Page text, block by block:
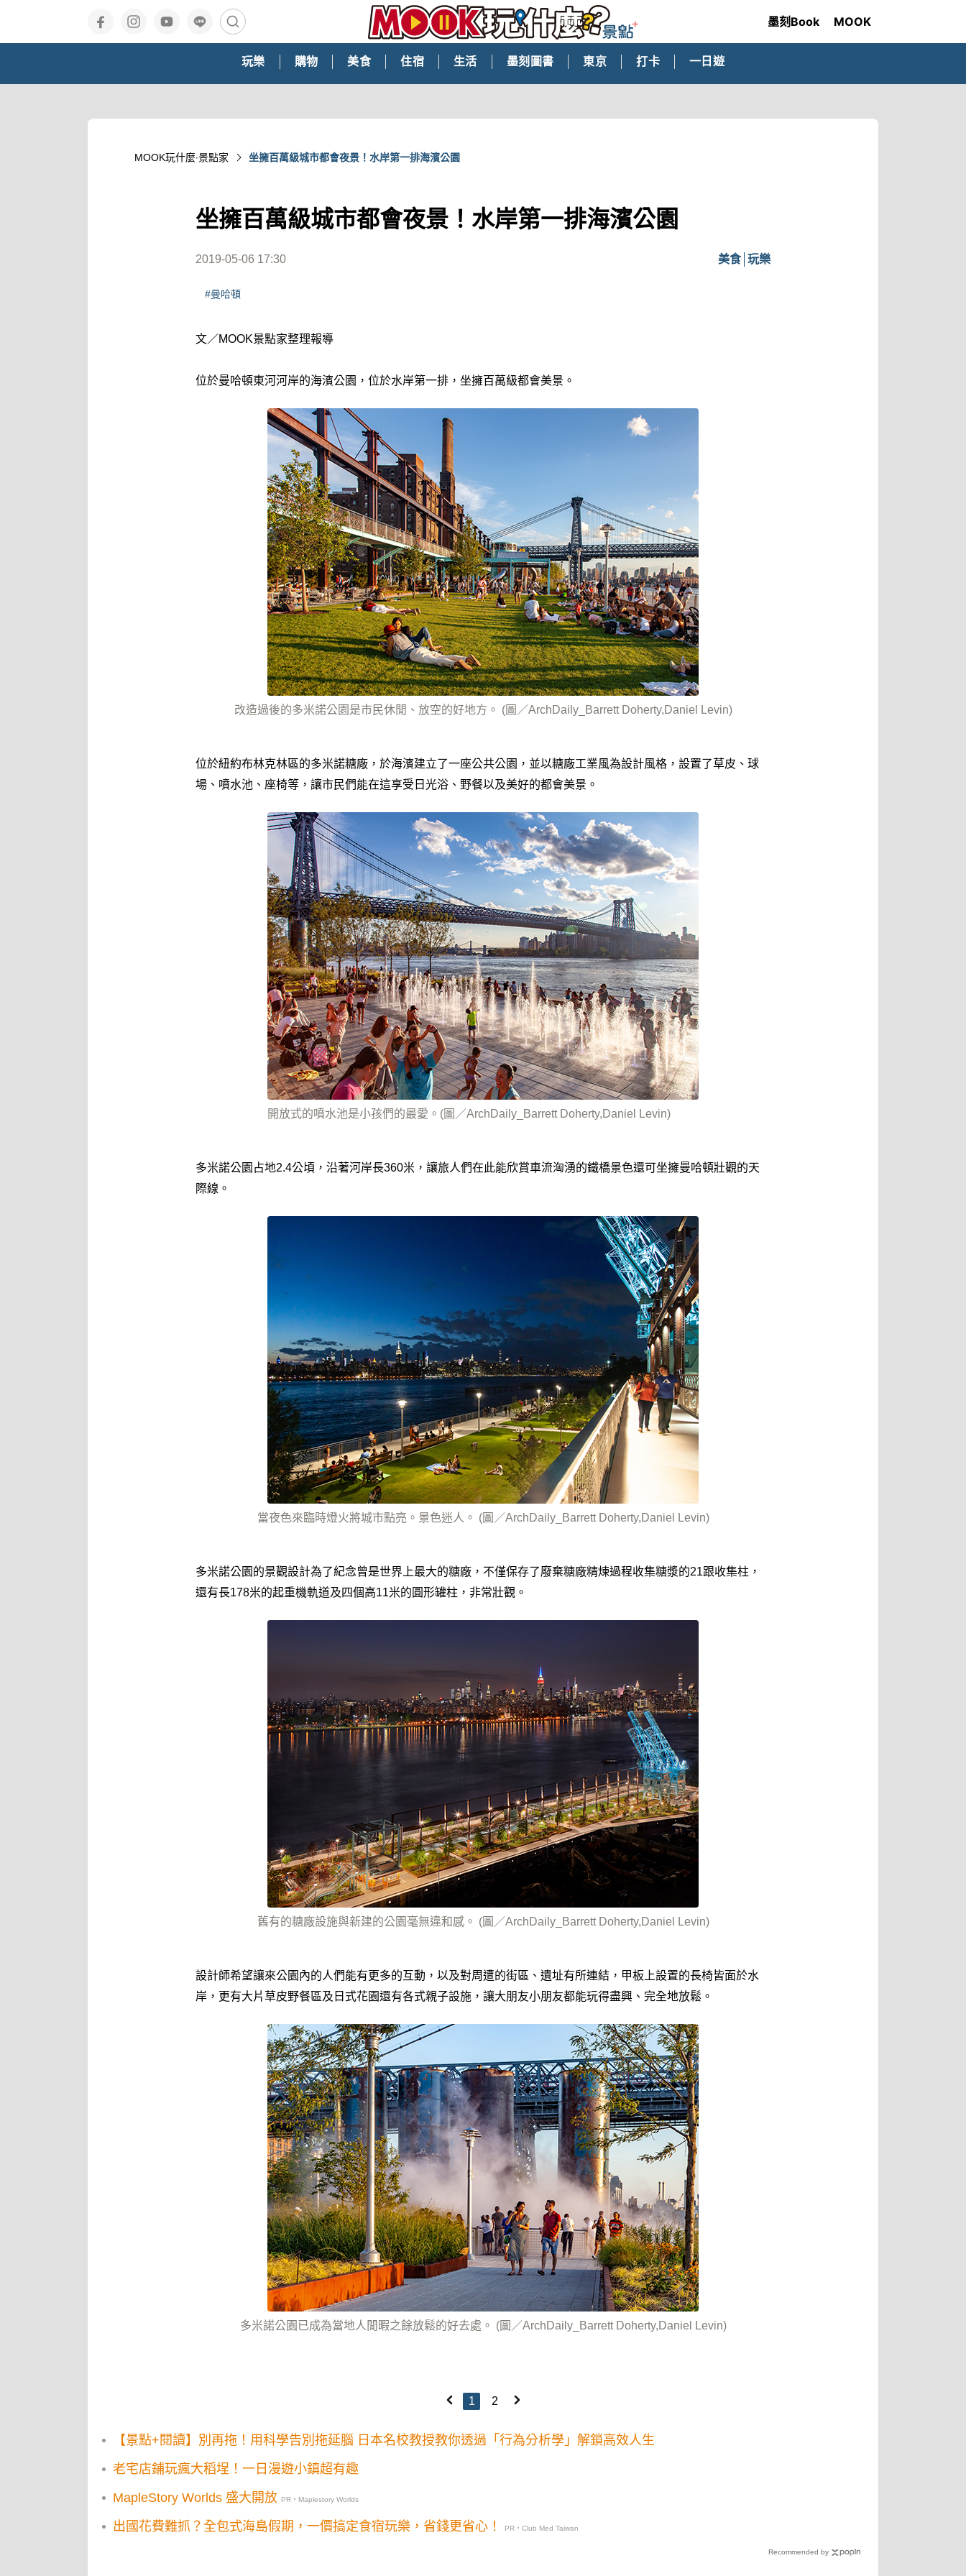
墨刻Book MOOK
玩樂 購物 美食 住宿 生活 墨刻圖書 東京 打卡 一日遊
MOOK玩什麼‧景點家 坐擁百萬級城市都會夜景！水岸第一排海濱公園
坐擁百萬級城市都會夜景！水岸第一排海濱公園
2019-05-06 17:30 美食 玩樂
#曼哈頓
文／MOOK景點家整理報導
位於曼哈頓東河河岸的海濱公園，位於水岸第一排，坐擁百萬級都會美景。
改造過後的多米諾公園是市民休閒、放空的好地方。 (圖／ArchDaily_Barrett Doherty,Daniel Levin)
位於紐約布林克林區的多米諾糖廠，於海濱建立了一座公共公園，並以糖廠工業風為設計風格，設置了草皮、球
場、噴水池、座椅等，讓市民們能在這享受日光浴、野餐以及美好的都會美景。
開放式的噴水池是小孩們的最愛。(圖／ArchDaily_Barrett Doherty,Daniel Levin)
多米諾公園占地2.4公頃，沿著河岸長360米，讓旅人們在此能欣賞車流洶湧的鐵橋景色還可坐擁曼哈頓壯觀的天
際線。
當夜色來臨時燈火將城市點亮。景色迷人。 (圖／ArchDaily_Barrett Doherty,Daniel Levin)
多米諾公園的景觀設計為了紀念曾是世界上最大的糖廠，不僅保存了廢棄糖廠精煉過程收集糖漿的21跟收集柱，
還有長178米的起重機軌道及四個高11米的圓形罐柱，非常壯觀。
舊有的糖廠設施與新建的公園毫無違和感。 (圖／ArchDaily_Barrett Doherty,Daniel Levin)
設計師希望讓來公園內的人們能有更多的互動，以及對周遭的街區、遺址有所連結，甲板上設置的長椅皆面於水
岸，更有大片草皮野餐區及日式花園還有各式親子設施，讓大朋友小朋友都能玩得盡興、完全地放鬆。
多米諾公園已成為當地人閒暇之餘放鬆的好去處。 (圖／ArchDaily_Barrett Doherty,Daniel Levin)
1 2
【景點+閱讀】別再拖！用科學告別拖延腦 日本名校教授教你透過「行為分析學」解鎖高效人生
老宅店鋪玩瘋大稻埕！一日漫遊小鎮超有趣
MapleStory Worlds 盛大開放 PR・Maplestory Worlds
出國花費難抓？全包式海島假期，一價搞定食宿玩樂，省錢更省心！ PR・Club Med Taiwan
Recommended by